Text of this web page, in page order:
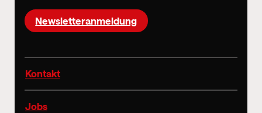
Newsletteranmeldung
Kontakt
Jobs